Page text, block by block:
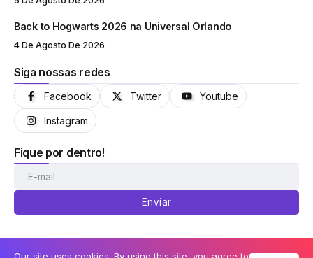
Back to Hogwarts 2026 na Universal Orlando
4 De Agosto De 2026
Siga nossas redes
Facebook Twitter Youtube
Instagram
Fique por dentro!
Enviar